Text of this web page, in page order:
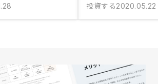
投資する2020.05.22